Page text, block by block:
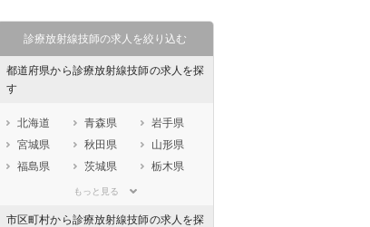
診療放射線技師の求人を絞り込む
都道府県から診療放射線技師の求人を探
す
北海道 青森県
岩手県
宮城県
秋田県
山形県
福島県
茨城県
栃木県
埼玉県
もっと見る
市区町村から診療放射線技師の求人を探